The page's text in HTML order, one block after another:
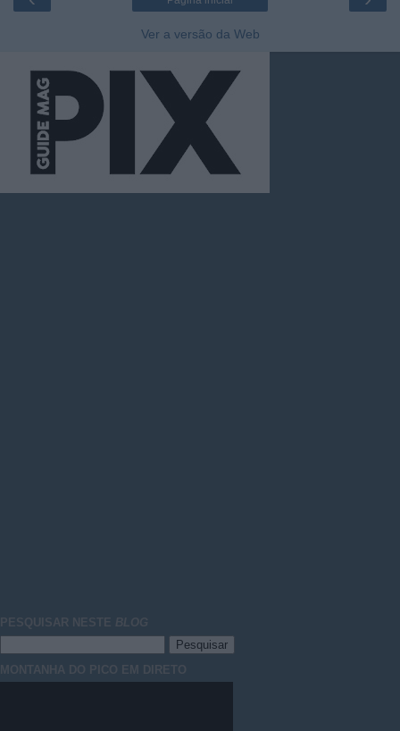
Ver a versão da Web
PESQUISAR NESTE BLOG
MONTANHA DO PICO EM DIRETO